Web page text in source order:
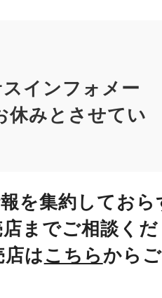
インフォメー
休みとさせてい
を集約しておら
までご相談くだ
は こちら からご